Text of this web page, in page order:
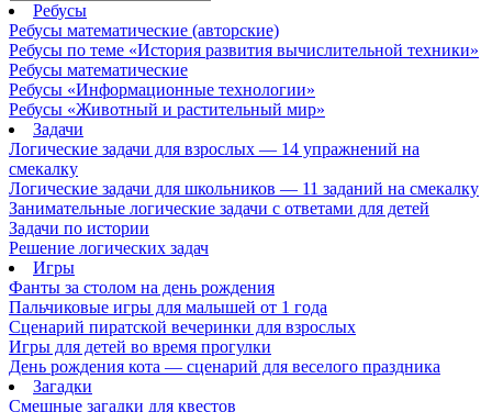
Ребусы
Ребусы математические (авторские)
Ребусы по теме «История развития вычислительной техники»
Ребусы математические
Ребусы «Информационные технологии»
Ребусы «Животный и растительный мир»
Задачи
Логические задачи для взрослых — 14 упражнений на
смекалку
Логические задачи для школьников — 11 заданий на смекалку
Занимательные логические задачи с ответами для детей
Задачи по истории
Решение логических задач
Игры
Фанты за столом на день рождения
Пальчиковые игры для малышей от 1 года
Сценарий пиратской вечеринки для взрослых
Игры для детей во время прогулки
День рождения кота — сценарий для веселого праздника
Загадки
Смешные загадки для квестов